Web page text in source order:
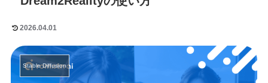
2026.04.01
Stable Diffusion